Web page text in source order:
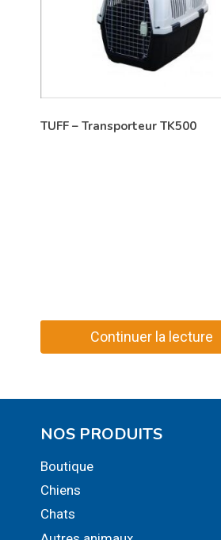
TUFF – Transporteur TK500
Continuer la lecture
NOS PRODUITS
Boutique
Chiens
Chats